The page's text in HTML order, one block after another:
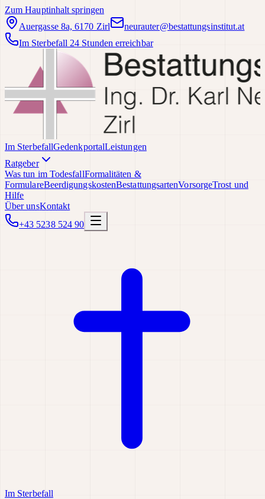
Zum Hauptinhalt springen
Auergasse 8a, 6170 Zirl
neurauter@bestattungsinstitut.at
Im Sterbefall 24 Stunden erreichbar
Im SterbefallGedenkportalLeistungen
Ratgeber
Was tun im TodesfallFormalitäten &
FormulareBeerdigungskostenBestattungsartenVorsorgeTrost und
Hilfe
Über unsKontakt
+43 5238 524 90
Im Sterbefall